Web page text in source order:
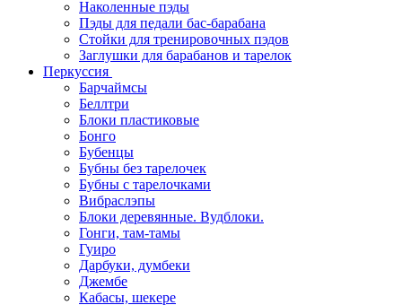
Наколенные пэды
Пэды для педали бас-барабана
Стойки для тренировочных пэдов
Заглушки для барабанов и тарелок
Перкуссия
Барчаймсы
Беллтри
Блоки пластиковые
Бонго
Бубенцы
Бубны без тарелочек
Бубны с тарелочками
Вибраслэпы
Блоки деревянные. Вудблоки.
Гонги, там-тамы
Гуиро
Дарбуки, думбеки
Джембе
Кабасы, шекере